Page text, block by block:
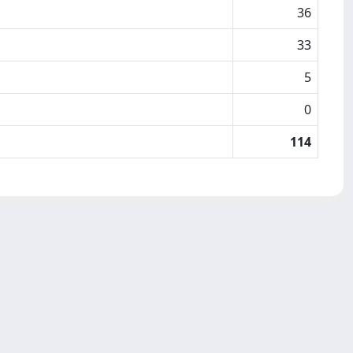
36
33
5
0
114